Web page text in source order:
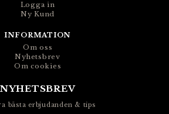
Logga in
Ny Kund
INFORMATION
Om oss
Nyhetsbrev
Om cookies
NYHETSBREV
bästa erbjudanden & tips